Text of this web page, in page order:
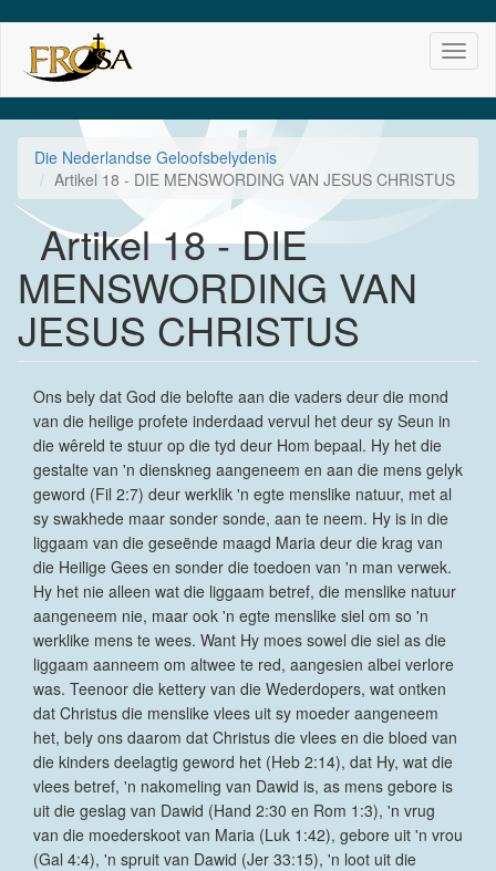
main
content
Die Nederlandse Geloofsbelydenis
Artikel 18 - DIE MENSWORDING VAN JESUS CHRISTUS
Artikel 18 - DIE
MENSWORDING VAN
JESUS CHRISTUS
Ons bely dat God die belofte aan die vaders deur die mond
van die heilige profete inderdaad vervul het deur sy Seun in
die wêreld te stuur op die tyd deur Hom bepaal. Hy het die
gestalte van 'n dienskneg aangeneem en aan die mens gelyk
geword (Fil 2:7) deur werklik 'n egte menslike natuur, met al
sy swakhede maar sonder sonde, aan te neem. Hy is in die
liggaam van die geseënde maagd Maria deur die krag van
die Heilige Gees en sonder die toedoen van 'n man verwek.
Hy het nie alleen wat die liggaam betref, die menslike natuur
aangeneem nie, maar ook 'n egte menslike siel om so 'n
werklike mens te wees. Want Hy moes sowel die siel as die
liggaam aanneem om altwee te red, aangesien albei verlore
was. Teenoor die kettery van die Wederdopers, wat ontken
dat Christus die menslike vlees uit sy moeder aangeneem
het, bely ons daarom dat Christus die vlees en die bloed van
die kinders deelagtig geword het (Heb 2:14), dat Hy, wat die
vlees betref, 'n nakomeling van Dawid is, as mens gebore is
uit die geslag van Dawid (Hand 2:30 en Rom 1:3), 'n vrug
van die moederskoot van Maria (Luk 1:42), gebore uit 'n vrou
(Gal 4:4), 'n spruit van Dawid (Jer 33:15), 'n loot uit die